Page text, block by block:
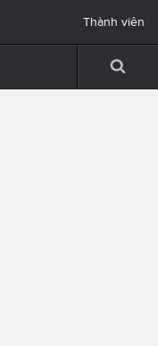
Thành viên